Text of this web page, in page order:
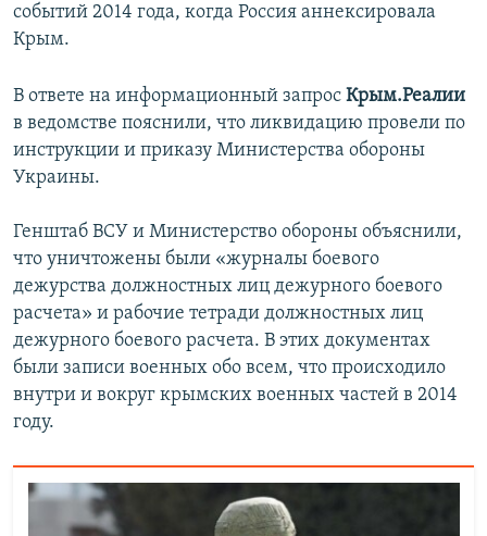
событий 2014 года, когда Россия аннексировала
Крым.
В ответе на информационный запрос Крым.Реалии
в ведомстве пояснили, что ликвидацию провели по
инструкции и приказу Министерства обороны
Украины.
Генштаб ВСУ и Министерство обороны объяснили,
что уничтожены были «журналы боевого
дежурства должностных лиц дежурного боевого
расчета» и рабочие тетради должностных лиц
дежурного боевого расчета. В этих документах
были записи военных обо всем, что происходило
внутри и вокруг крымских военных частей в 2014
году.